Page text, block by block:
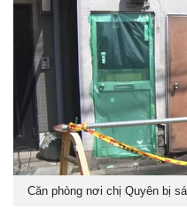
Căn phòng nơi chị Quyên bị